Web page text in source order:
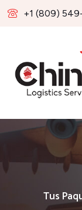
+1 (809)
Tus Paq